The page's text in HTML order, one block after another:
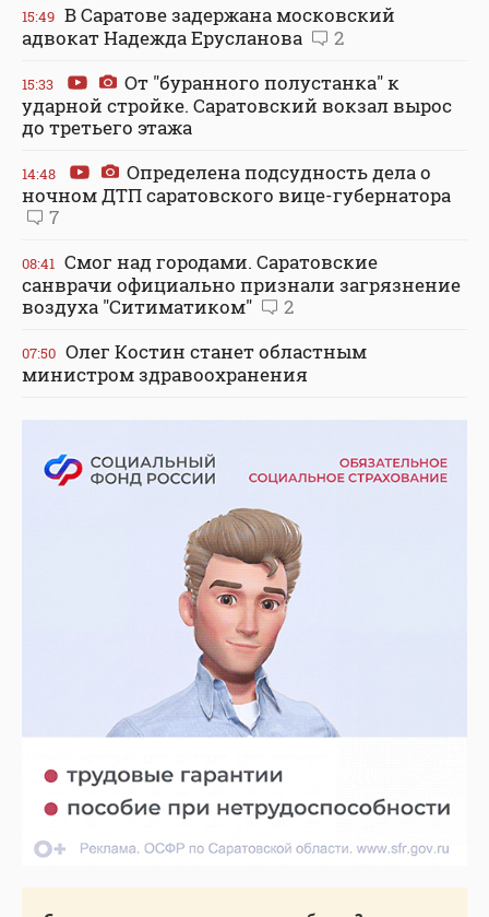
15:49 В Саратове задержана московский
адвокат Надежда Ерусланова
2
15:33
От "буранного полустанка" к
ударной стройке. Саратовский вокзал вырос
до третьего этажа
14:48
Определена подсудность дела о
ночном ДТП саратовского вице-губернатора
7
08:41 Смог над городами. Саратовские
санврачи официально признали загрязнение
воздуха "Ситиматиком"
2
07:50 Олег Костин станет областным
министром здравоохранения